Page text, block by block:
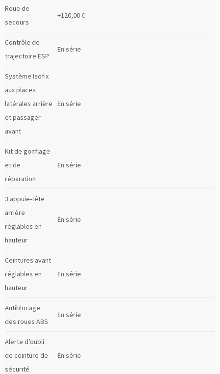
Roue de
secours
+120,00 €
Contrôle de
trajectoire ESP
En série
Système Isofix
aux places
latérales arrière
et passager
avant
En série
Kit de gonflage
et de
réparation
En série
3 appuie-tête
arrière
réglables en
hauteur
En série
Ceintures avant
réglables en
hauteur
En série
Antiblocage
des roues ABS
En série
Alerte d’oubli
de ceinture de
sécurité
En série